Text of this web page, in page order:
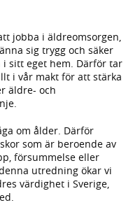
jobba i äldreomsorgen,
sig trygg och säker
sitt eget hem. Därför tar
i vår makt för att stärka
äldre- och
om ålder. Därför
som är beroende av
försummelse eller
utredning ökar vi
värdighet i Sverige,